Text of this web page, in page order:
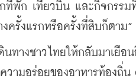
พัก เที่ยวบิน และกิจกรรม
ครั้งแรกหรือครั้งที่สิบก็ตาม”
างชาวไทยให้กลับมาเยือน
ามอร่อยของอาหารท้องถิ่น